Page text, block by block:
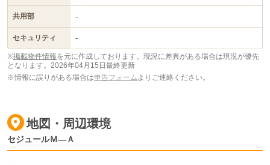
共用部 -
セキュリティ -
※掲載物件情報を元に作成しております。現況に差異がある場合は現況が優先
となります。 2026年04月15日最終更新
※情報に誤りがある場合は申告フォーム よりご連絡ください。
地図・周辺環境
セジュールＭ―Ａ